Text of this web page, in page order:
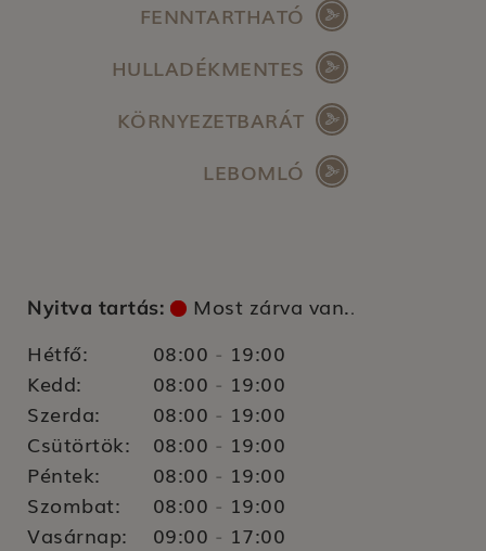
FENNTARTHATÓ
HULLADÉKMENTES
KÖRNYEZETBARÁT
LEBOMLÓ
Nyitva tartás: Most zárva van..
Hétfő: 08:00 - 19:00
Kedd:
08:00 - 19:00
Szerda:
08:00 - 19:00
Csütörtök:
08:00 - 19:00
Péntek:
08:00 - 19:00
Szombat:
08:00 - 19:00
Vasárnap:
09:00 - 17:00